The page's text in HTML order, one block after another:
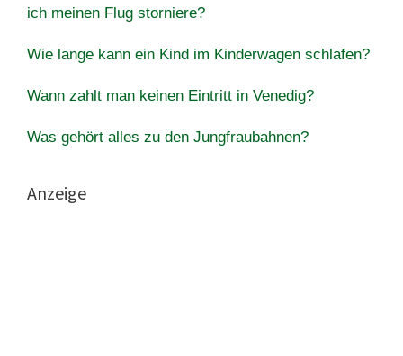
ich meinen Flug storniere?
Wie lange kann ein Kind im Kinderwagen schlafen?
Wann zahlt man keinen Eintritt in Venedig?
Was gehört alles zu den Jungfraubahnen?
Anzeige